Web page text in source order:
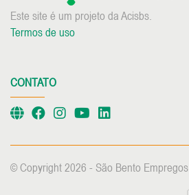
Este site é um projeto da Acisbs.
Termos de uso
CONTATO
© Copyright 2026 - São Bento Empregos